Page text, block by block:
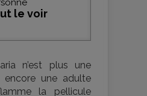
le voir
n’est plus une
une adulte
la pellicule